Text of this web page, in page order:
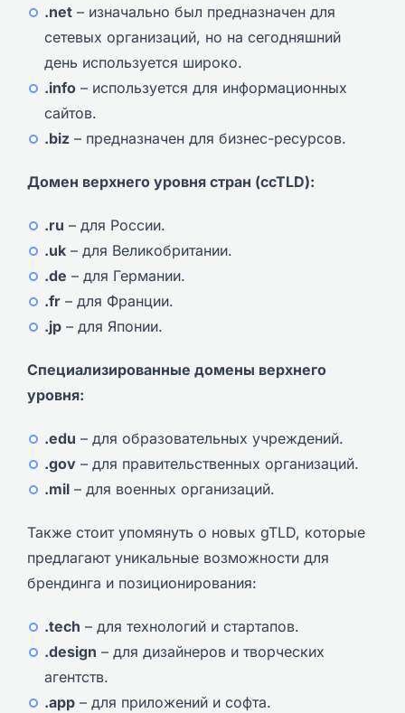
.net – изначально был предназначен для
сетевых организаций, но на сегодняшний
день используется широко.
.info – используется для информационных
сайтов.
.biz – предназначен для бизнес-ресурсов.
Домен верхнего уровня стран (ccTLD):
.ru – для России.
.uk – для Великобритании.
.de – для Германии.
.fr – для Франции.
.jp – для Японии.
Специализированные домены верхнего
уровня:
.edu – для образовательных учреждений.
.gov – для правительственных организаций.
.mil – для военных организаций.
Также стоит упомянуть о новых gTLD, которые
предлагают уникальные возможности для
брендинга и позиционирования:
.tech – для технологий и стартапов.
.design – для дизайнеров и творческих
агентств.
.app – для приложений и софта.